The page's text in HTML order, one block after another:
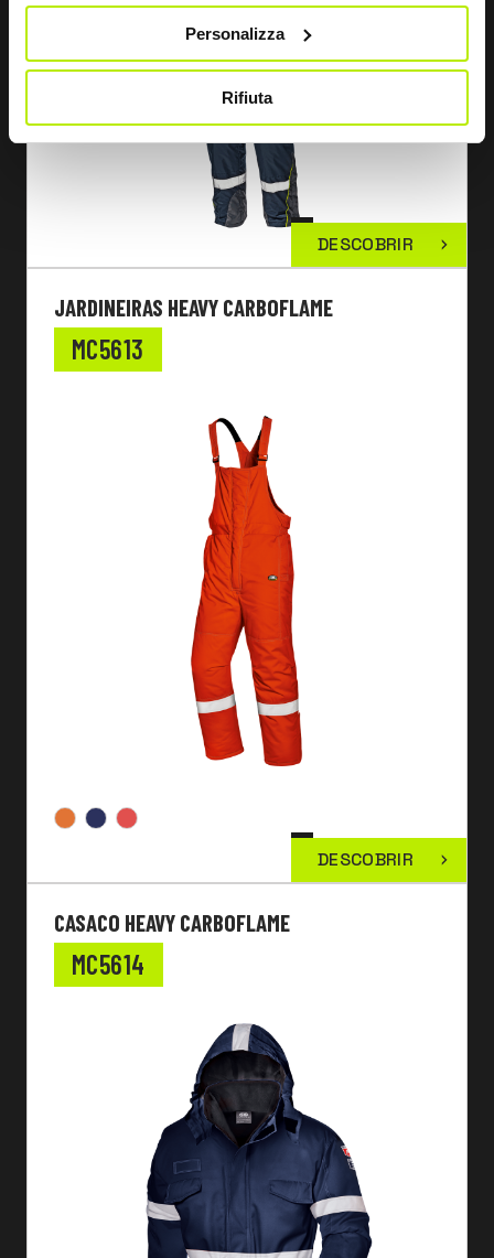
Personalizza
Rifiuta
DESCOBRIR
JARDINEIRAS HEAVY CARBOFLAME
MC5613
DESCOBRIR
CASACO HEAVY CARBOFLAME
MC5614